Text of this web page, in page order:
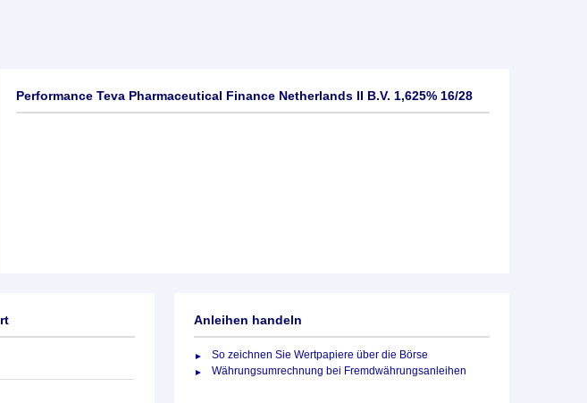
Performance Teva Pharmaceutical Finance Netherlands II B.V. 1,625% 16/28
Anleihen handeln
So zeichnen Sie Wertpapiere über die Börse
Währungsumrechnung bei Fremdwährungsanleihen